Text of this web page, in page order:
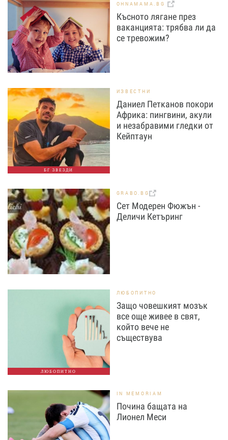
OHNAMAMA.BG
Късното лягане през
ваканцията: трябва ли да
се тревожим?
БГ ЗВЕЗДИ
ИЗВЕСТНИ
Даниел Петканов покори
Африка: пингвини, акули
и незабравими гледки от
Кейптаун
GRABO.BG
Сет Модерен Фюжън -
Деличи Кетъринг
ЛЮБОПИТНО
ЛЮБОПИТНО
Защо човешкият мозък
все още живее в свят,
който вече не
съществува
IN MEMORIAM
Почина бащата на
Лионел Меси